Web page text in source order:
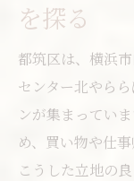
時短
当日予
らら
短時
を探る
都筑区は、横浜
センター北やら
ンが集まってい
め、買い物や仕
こうした立地の